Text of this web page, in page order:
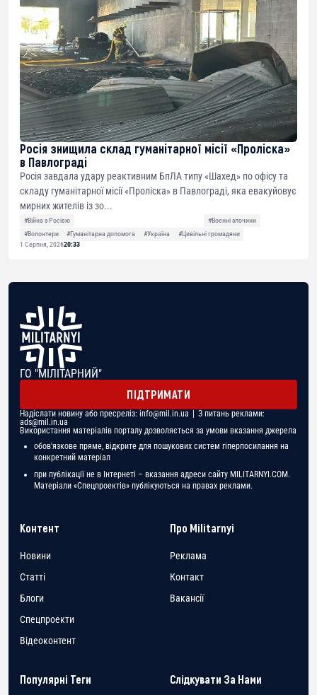
Росія знищила склад гуманітарної місії «Проліска»
в Павлограді
Росія завдала удару реактивним БпЛА типу «Шахед» по офісу та
складу гуманітарної місії «Проліска» в Павлограді, яка евакуйовує
мирних жителів із зо...
#Війна з Росією
#Воєнні злочини
#Волонтери
#Гуманітарна допомога #Україна
#Цивільні громадяни
1 Серпня, 202620:33
ГО "МІЛІТАРНИЙ"
ПІДТРИМАТИ
Надіслати новину або пресреліз: info@mil.in.ua | З питань реклами:
ads@mil.in.ua
Використання матеріалів порталу дозволяється за умови вказання джерела
обов'язкове пряме, відкрите для пошукових систем гіперпосилання на
конкретний матеріал
при публікації не в Інтернеті – вказання адреси сайту MILITARNYI.COM.
Матеріали «Спецпроектів» публікуються на правах реклами.
Контент
Новини
Статті
Блоги
Спецпроекти
Відеоконтент
Про Militarnyi
Реклама
Контакт
Вакансії
Популярні Теги Слідкувати За Нами